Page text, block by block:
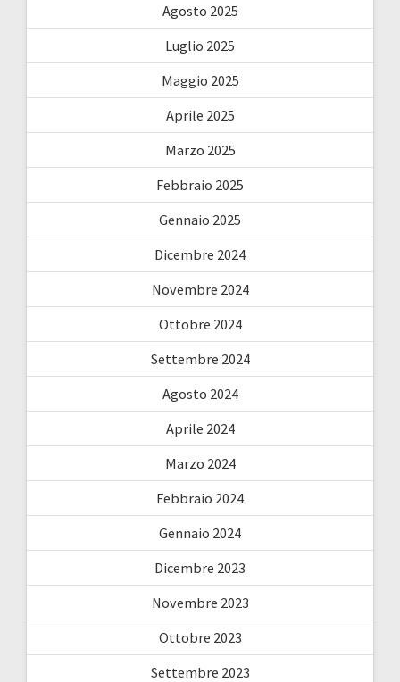
Agosto 2025
Luglio 2025
Maggio 2025
Aprile 2025
Marzo 2025
Febbraio 2025
Gennaio 2025
Dicembre 2024
Novembre 2024
Ottobre 2024
Settembre 2024
Agosto 2024
Aprile 2024
Marzo 2024
Febbraio 2024
Gennaio 2024
Dicembre 2023
Novembre 2023
Ottobre 2023
Settembre 2023